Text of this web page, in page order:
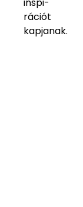
rációt
kapjanak.